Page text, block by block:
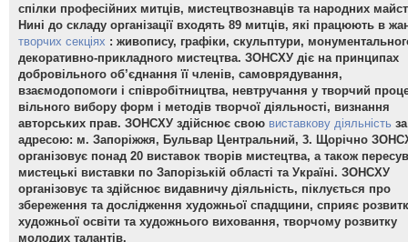
спілки професійних митців, мистецтвознавців та народних
Нині до складу організації входять 89 митців, які працюють в
творчих секціях : живопису, графіки, скульптури,
декоративно-прикладного мистецтва. ЗОНСХУ діє на принципах
добровільного об’єднання її членів, самоврядування,
взаємодопомоги і співробітництва, невтручання у творчий
вільного вибору форм і методів творчої діяльності, визнання
авторських прав. ЗОНСХУ здійснює свою виставкову діяльність за
адресою: м. Запоріжжя, Бульвар Центральний, 3. Щорічно
організовує понад 20 виставок творів мистецтва, а також
мистецькі виставки по Запорізькій області та Україні. ЗОНСХУ
організовує та здійснює видавничу діяльність, піклується про
збереження та дослідження художньої спадщини, сприяє
художньої освіти та художнього виховання, творчому розвитку
молодих талантів.